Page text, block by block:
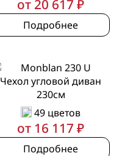
от 20 617 ₽
Подробнее
Чехол угловой диван
230см
49 цветов
от 16 117 ₽
Подробнее